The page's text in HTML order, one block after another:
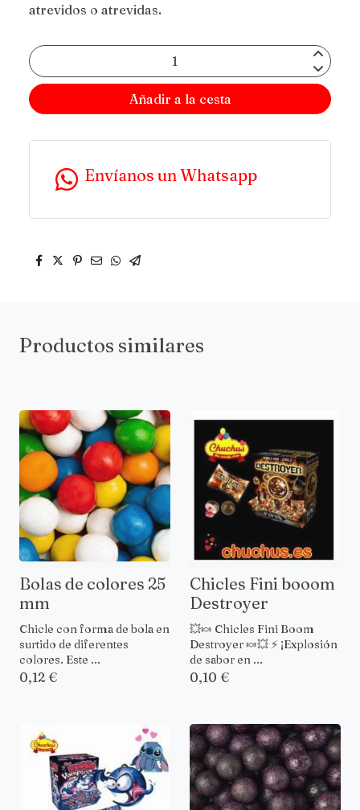
atrevidos o atrevidas.
Añadir a la cesta
Envíanos un Whatsapp
Productos similares
Bolas de colores 25
mm
Chicle con forma de bola en
surtido de diferentes
colores. Este ...
0,12 €
Chicles Fini booom
Destroyer
💥🍬 Chicles Fini Boom
Destroyer 🍬💥 ⚡ ¡Explosión
de sabor en ...
0,10 €